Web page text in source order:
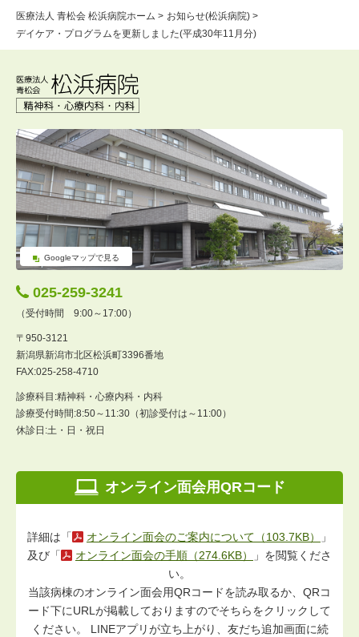
医療法人 青松会 松浜病院ホーム > お知らせ(松浜病院) >
デイケア・プログラムを更新しました(平成30年11月分)
Googleマップで見る
025-259-3241
（受付時間 9:00～17:00）
〒950-3121
新潟県新潟市北区松浜町3396番地
FAX:025-258-4710
診療科目:精神科・心療内科・内科
診療受付時間:8:50～11:30（初診受付は～11:00）
休診日:土・日・祝日
オンライン面会用QRコード
詳細は「 オンライン面会のご案内について（103.7KB）
」
及び「
オンライン面会の手順（274.6KB）
」を閲覧くださ
い。
当該病棟のオンライン面会用QRコードを読み取るか、QRコ
ード下にURLが掲載しておりますのでそちらをクリックして
ください。 LINEアプリが立ち上がり、友だち追加画面に続